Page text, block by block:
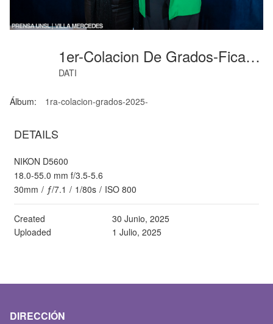
1er-Colacion De Grados-Fica-Junio-2025-81
DATI
Álbum: 1ra-colacion-grados-2025-
DETAILS
NIKON D5600
18.0-55.0 mm f/3.5-5.6
30mm / ƒ/7.1 / 1/80s / ISO 800
Created
30 Junio, 2025
Uploaded
1 Julio, 2025
DIRECCIÓN